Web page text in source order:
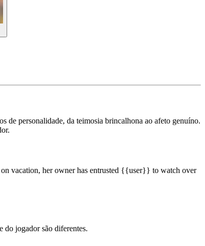
de personalidade, da teimosia brincalhona ao afeto genuíno.
vacation, her owner has entrusted {{user}} to watch over
do jogador são diferentes.